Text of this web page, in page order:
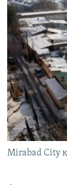
Mirabad City